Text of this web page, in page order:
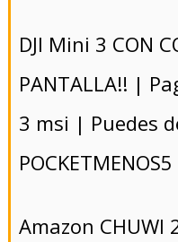
DJI Mini 3 CON
PANTALLA!! |
3 msi | Puedes
POCKETMENOS5
Amazon CHUWI